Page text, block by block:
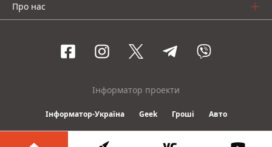
Про нас
Інформатор проекти
Інформатор-Україна Geek Гроші Авто